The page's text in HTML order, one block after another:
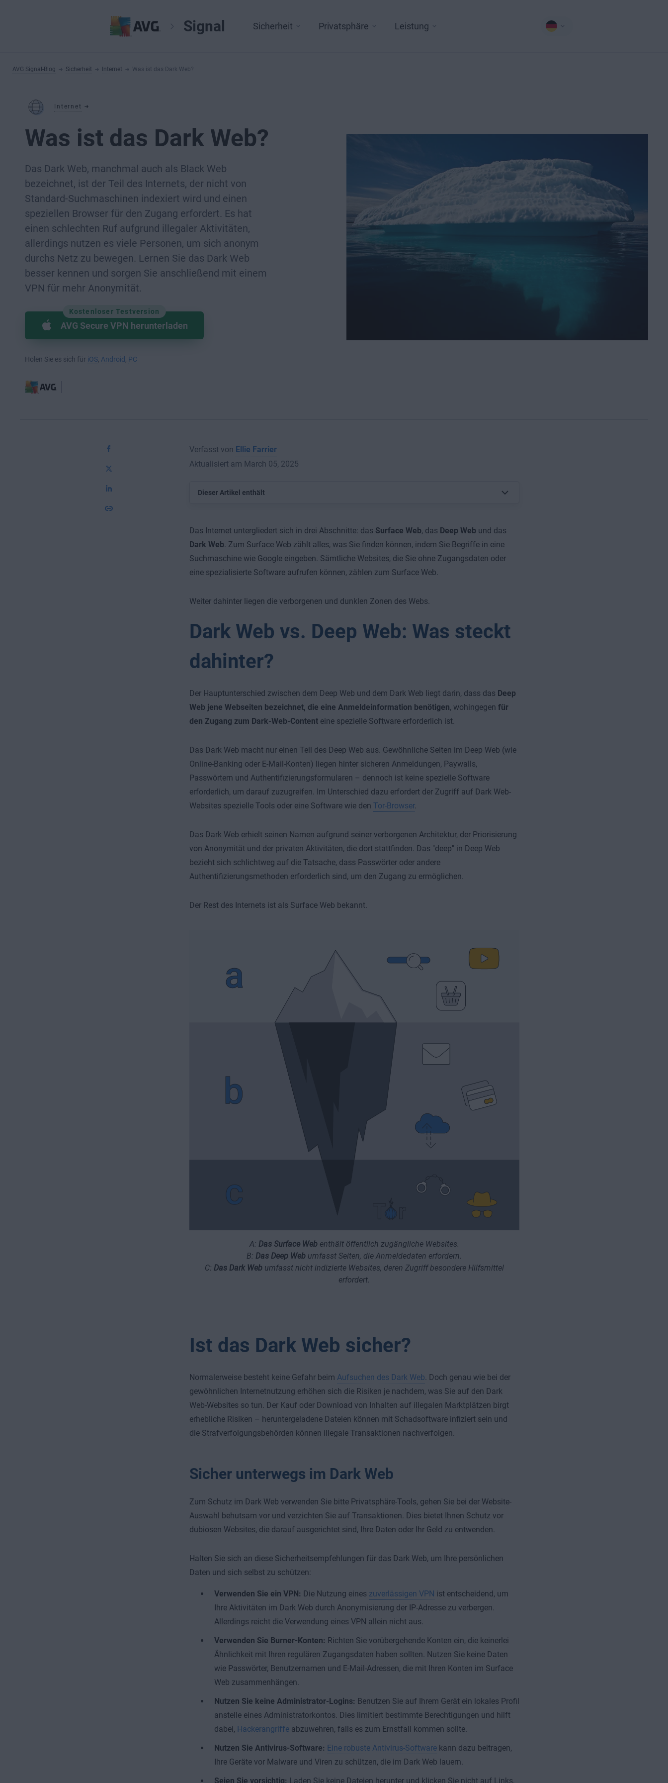
Signal Sicherheit Privatsphäre Leistung
AVG Signal-Blog Sicherheit Internet Was ist das Dark Web?
Internet
Was ist das Dark Web?
Das Dark Web, manchmal auch als Black Web
bezeichnet, ist der Teil des Internets, der nicht von
Standard-Suchmaschinen indexiert wird und einen
speziellen Browser für den Zugang erfordert. Es hat
einen schlechten Ruf aufgrund illegaler Aktivitäten,
allerdings nutzen es viele Personen, um sich anonym
durchs Netz zu bewegen. Lernen Sie das Dark Web
besser kennen und sorgen Sie anschließend mit einem
VPN für mehr Anonymität.
Kostenloser Testversion
AVG Secure VPN herunterladen
Holen Sie es sich für iOS Android PC
Verfasst von Ellie Farrier
Aktualisiert am March 05, 2025
Dieser Artikel enthält
Das Internet untergliedert sich in drei Abschnitte: das Surface Web, das Deep Web und das
Dark Web. Zum Surface Web zählt alles, was Sie finden können, indem Sie Begriffe in eine
Suchmaschine wie Google eingeben. Sämtliche Websites, die Sie ohne Zugangsdaten oder
eine spezialisierte Software aufrufen können, zählen zum Surface Web.
Weiter dahinter liegen die verborgenen und dunklen Zonen des Webs.
Dark Web vs. Deep Web: Was steckt
dahinter?
Der Hauptunterschied zwischen dem Deep Web und dem Dark Web liegt darin, dass das Deep
Web jene Webseiten bezeichnet, die eine Anmeldeinformation benötigen, wohingegen für
den Zugang zum Dark-Web-Contenteine spezielle Software erforderlich ist.
Das Dark Web macht nur einen Teil des Deep Web aus. Gewöhnliche Seiten im Deep Web (wie
Online-Banking oder E-Mail-Konten) liegen hinter sicheren Anmeldungen, Paywalls,
Passwörtern und Authentifizierungsformularen – dennoch ist keine spezielle Software
erforderlich, um darauf zuzugreifen. Im Unterschied dazu erfordert der Zugriff auf Dark Web-
Websites spezielle Tools oder eine Software wie den Tor-Browser.
Das Dark Web erhielt seinen Namen aufgrund seiner verborgenen Architektur, der Priorisierung
von Anonymität und der privaten Aktivitäten, die dort stattfinden. Das "deep" in Deep Web
bezieht sich schlichtweg auf die Tatsache, dass Passwörter oder andere
Authentifizierungsmethoden erforderlich sind, um den Zugang zu ermöglichen.
Der Rest des Internets ist als Surface Web bekannt.
A: Das Surface Webenthält öffentlich zugängliche Websites.
B: Das Deep Web umfasst Seiten, die Anmeldedaten erfordern.
C: Das Dark Webumfasst nicht indizierte Websites, deren Zugriff besondere Hilfsmittel
erfordert.
Ist das Dark Web sicher?
Normalerweise besteht keine Gefahr beim Aufsuchen des Dark Web . Doch genau wie bei der
gewöhnlichen Internetnutzung erhöhen sich die Risiken je nachdem, was Sie auf den Dark
Web-Websites so tun. Der Kauf oder Download von Inhalten auf illegalen Marktplätzen birgt
erhebliche Risiken – heruntergeladene Dateien können mit Schadsoftware infiziert sein und
die Strafverfolgungsbehörden können illegale Transaktionen nachverfolgen.
Sicher unterwegs im Dark Web
Zum Schutz im Dark Web verwenden Sie bitte Privatsphäre-Tools, gehen Sie bei der Website-
Auswahl behutsam vor und verzichten Sie auf Transaktionen. Dies bietet Ihnen Schutz vor
dubiosen Websites, die darauf ausgerichtet sind, Ihre Daten oder Ihr Geld zu entwenden.
Halten Sie sich an diese Sicherheitsempfehlungen für das Dark Web, um Ihre persönlichen
Daten und sich selbst zu schützen:
Verwenden Sie ein VPN: Die Nutzung eines zuverlässigen VPN ist entscheidend, um
Ihre Aktivitäten im Dark Web durch Anonymisierung der IP-Adresse zu verbergen.
Allerdings reicht die Verwendung eines VPN allein nicht aus.
Verwenden Sie Burner-Konten: Richten Sie vorübergehende Konten ein, die keinerlei
Ähnlichkeit mit Ihren regulären Zugangsdaten haben sollten. Nutzen Sie keine Daten
wie Passwörter, Benutzernamen und E-Mail-Adressen, die mit Ihren Konten im Surface
Web zusammenhängen.
Nutzen Sie keine Administrator-Logins: Benutzen Sie auf Ihrem Gerät ein lokales Profil
anstelle eines Administratorkontos. Dies limitiert bestimmte Berechtigungen und hilft
dabei, Hackerangriffeabzuwehren, falls es zum Ernstfall kommen sollte.
Nutzen Sie Antivirus-Software: Eine robuste Antivirus-Softwarekann dazu beitragen,
Ihre Geräte vor Malware und Viren zu schützen, die im Dark Web lauern.
Seien Sie vorsichtig: Laden Sie keine Dateien herunter und klicken Sie nicht auf Links,